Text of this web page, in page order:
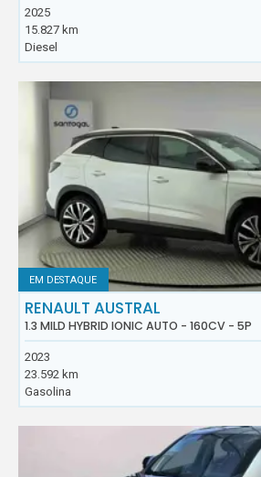
2025
15.827 km
Diesel
EM DESTAQUE
RENAULT AUSTRAL
1.3 MILD HYBRID IONIC AUTO - 160CV - 5P
2023
23.592 km
Gasolina